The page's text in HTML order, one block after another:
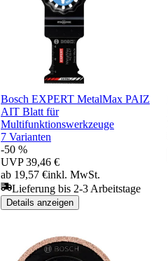
Bosch EXPERT MetalMax PAIZ
AIT Blatt für
Multifunktionswerkzeuge
7 Varianten
-50 %
UVP 39,46 €
ab 19,57 €inkl. MwSt.
Lieferung bis 2-3 Arbeitstage
Details anzeigen